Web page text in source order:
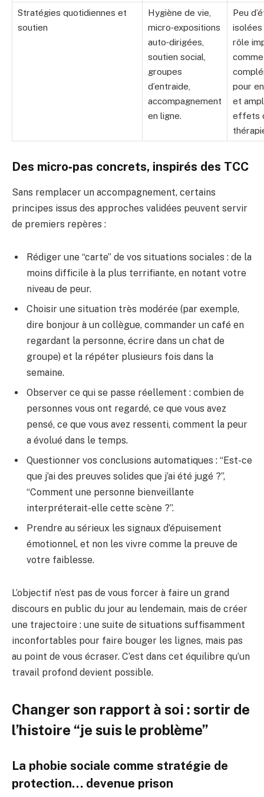
Stratégies quotidiennes et
soutien
Hygiène de vie,
micro‑expositions
auto‑dirigées,
soutien social,
groupes
d’entraide,
accompagnement
en ligne.
Peu
isolées
rôle
comme
pour
et
effets
Des micro‑pas concrets, inspirés des TCC
Sans remplacer un accompagnement, certains
principes issus des approches validées peuvent servir
de premiers repères :
Rédiger une “carte” de vos situations sociales : de la
moins difficile à la plus terrifiante, en notant votre
niveau de peur.
Choisir une situation très modérée (par exemple,
dire bonjour à un collègue, commander un café en
regardant la personne, écrire dans un chat de
groupe) et la répéter plusieurs fois dans la
semaine.
Observer ce qui se passe réellement : combien de
personnes vous ont regardé, ce que vous avez
pensé, ce que vous avez ressenti, comment la peur
a évolué dans le temps.
Questionner vos conclusions automatiques : “Est-ce
que j’ai des preuves solides que j’ai été jugé ?”,
“Comment une personne bienveillante
interpréterait-elle cette scène ?”.
Prendre au sérieux les signaux d’épuisement
émotionnel, et non les vivre comme la preuve de
votre faiblesse.
L’objectif n’est pas de vous forcer à faire un grand
discours en public du jour au lendemain, mais de créer
une trajectoire : une suite de situations suffisamment
inconfortables pour faire bouger les lignes, mais pas
au point de vous écraser. C’est dans cet équilibre qu’un
travail profond devient possible.
Changer son rapport à soi : sortir de
l’histoire “je suis le problème”
La phobie sociale comme stratégie de
protection… devenue prison